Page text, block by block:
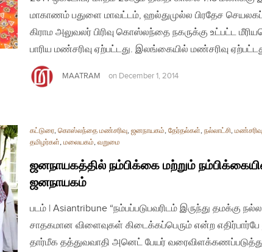
மாகாணம் பதுளை மாவட்டம், ஹல்துமுல்ல பிரதேச
கிராம அலுவலர் பிரிவு கொஸ்லந்தை நகருக்கு உட்பட்ட
பாரிய மண்சரிவு ஏற்பட்டது. இலங்கையில் மண்சரிவு
MAATRAM on December 1, 2014
கட்டுரை, கொஸ்லந்தை மண்சரிவு, ஜனநாயகம், தேர்தல்கள், நல்லாட்சி, மண்சரிவு
தமிழர்கள், மலையகம், வறுமை
ஜனநாயகத்தில் நம்பிக்கை மற்றும்
ஜனநாயகம்
படம் | Asiantribune “நம்பப்படுபவரிடம் இருந்து தமக்கு
சாதகமான விளைவுகள் கிடைக்கப்பெரும் என்ற எதிர்பார்பே
தார்மீக தத்துவவாதி அனெட் பேயர்